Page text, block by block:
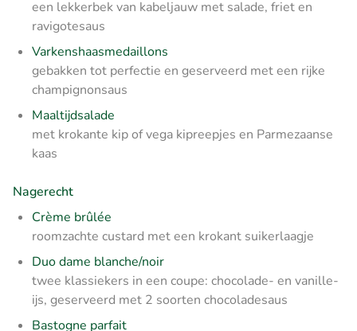
een lekkerbek van kabeljauw met salade, friet en
ravigotesaus
Varkenshaasmedaillons
gebakken tot perfectie en geserveerd met een rijke
champignonsaus
Maaltijdsalade
met krokante kip of vega kipreepjes en Parmezaanse
kaas
Nagerecht
Crème brûlée
roomzachte custard met een krokant suikerlaagje
Duo dame blanche/noir
twee klassiekers in een coupe: chocolade- en vanille-
ijs, geserveerd met 2 soorten chocoladesaus
Bastogne parfait